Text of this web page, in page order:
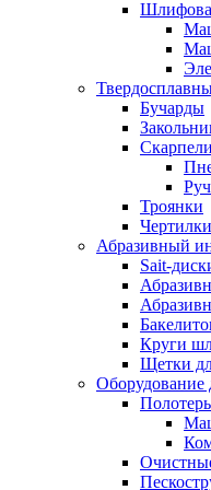
Бучарды
Скарпели
Троянки
Абразивный
Sait-
Круги
Щетки
Оборудование